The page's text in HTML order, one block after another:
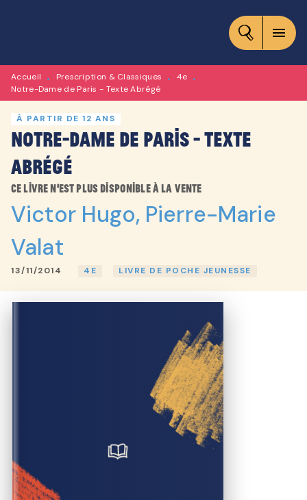
CONTENU
menu
Accueil • Prescription & Classiques • 4e •
Notre-Dame de Paris - Texte Abrégé
À PARTIR DE 12 ANS
Notre-Dame de Paris - Texte
Abrégé
Ce livre n'est plus disponible à la vente
Victor Hugo, Pierre-Marie
Valat
13/11/2014 4E LIVRE DE POCHE JEUNESSE